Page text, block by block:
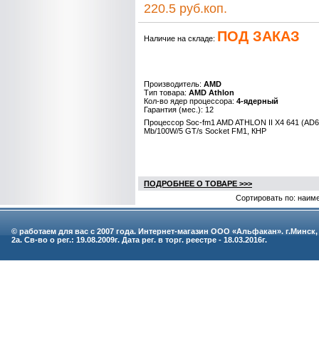
220.5 руб.коп.
Наличие на складе: ПОД ЗАКАЗ
Производитель: AMD
Тип товара: AMD Athlon
Кол-во ядер процессора: 4-ядерный
Гарантия (мес.): 12
Процессор Soc-fm1 AMD ATHLON II X4 641
Mb/100W/5 GT/s Socket FM1, КНР
ПОДРОБНЕЕ О ТОВАРЕ >>>
Сортировать по:
© работаем для вас с 2007 года. Интернет-магазин ООО «Альфакан».
2а. Св-во о рег.: 19.08.2009г. Дата рег. в торг. реестре - 18.03.2016г.